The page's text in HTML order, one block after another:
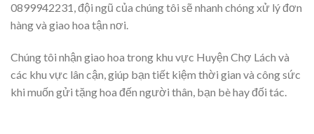
0899942231, đội ngũ của chúng tôi sẽ nhanh chóng xử lý đơn
hàng và giao hoa tận nơi.
Chúng tôi nhận giao hoa trong khu vực Huyện Chợ Lách và
các khu vực lân cận, giúp bạn tiết kiệm thời gian và công sức
khi muốn gửi tặng hoa đến người thân, bạn bè hay đối tác.